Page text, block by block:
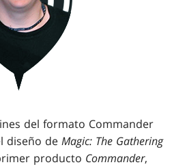
del formato Commander
diseño deMagic: The Gathering
producto Commander,